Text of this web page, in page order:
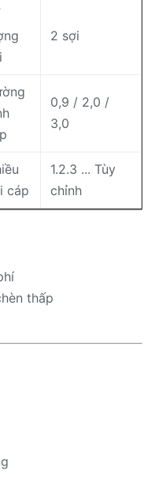
2 sợi
0,9 / 2,0 /
3,0
cáp
1.2.3 ... Tùy
chỉnh
thấp